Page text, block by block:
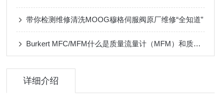
带你检测维修清洗MOOG穆格伺服阀原厂维修“全知道”
Burkert MFC/MFM什么是质量流量计（MFM）和质量流量控制器（MFC）
详细介绍